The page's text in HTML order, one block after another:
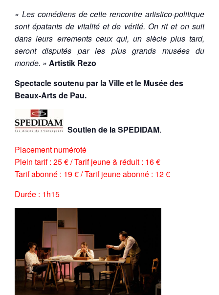
« Les comédiens de cette rencontre artistico-politique
sont épatants de vitalité et de vérité. On rit et on suit
dans leurs errements ceux qui, un siècle plus tard,
seront disputés par les plus grands musées du
monde. » Artistik Rezo
Spectacle soutenu par la Ville et le Musée des
Beaux-Arts de Pau.
Soutien de la SPEDIDAM.
Placement numéroté
Plein tarif : 25 € / Tarif jeune & réduit : 16 €
Tarif abonné : 19 € / Tarif jeune abonné : 12 €
Durée : 1h15